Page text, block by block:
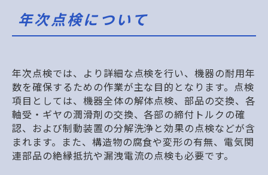
年次点検について
年次点検では、より詳細な点検を行い、機器の耐用年
数を確保するための作業が主な目的となります。点検
項目としては、機器全体の解体点検、部品の交換、各
軸受・ギヤの潤滑剤の交換、各部の締付トルクの確
認、および制動装置の分解洗浄と効果の点検などが含
まれます。また、構造物の腐食や変形の有無、電気関
連部品の絶縁抵抗や漏洩電流の点検も必要です。